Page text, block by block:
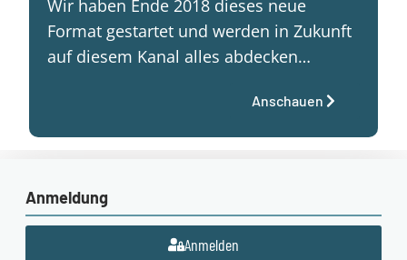
Wir haben Ende 2018 dieses neue
Format gestartet und werden in Zukunft
auf diesem Kanal alles abdecken…
Anschauen
Anmeldung
Anmelden